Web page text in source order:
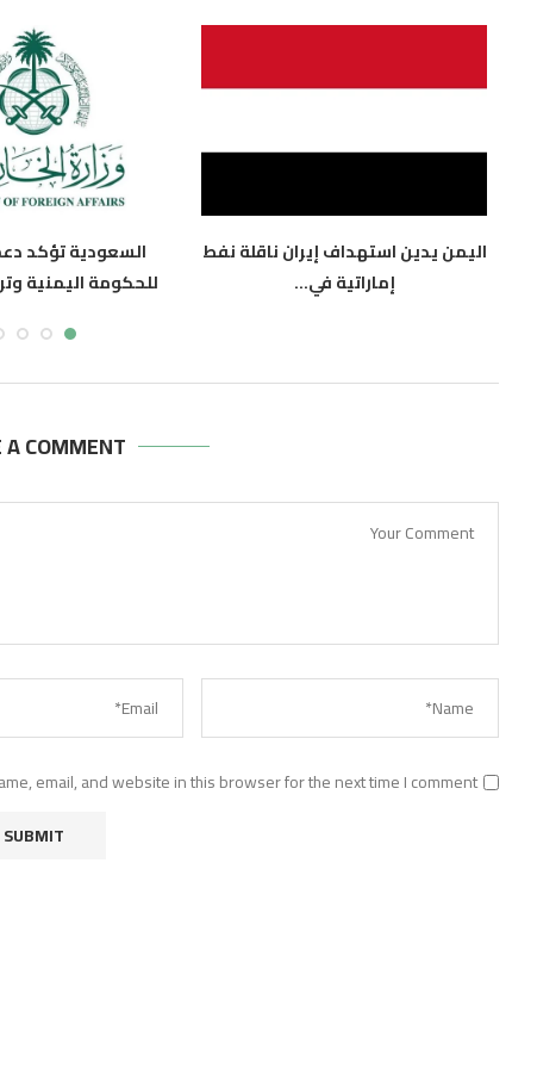
اليمن يدين استهداف إيران ناقلة نفط
إماراتية في...
السعودية تؤكد
للحكومة اليمنية
أغسطس 8, 2026
A COMMENT
email, and website in this browser for the next time I comment.